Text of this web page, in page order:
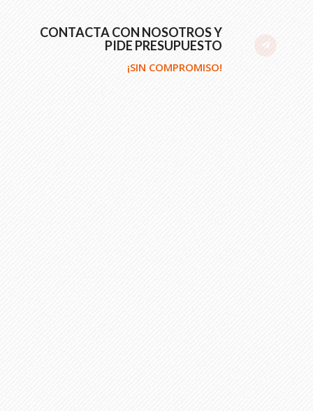
CONTACTA CON NOSOTROS Y
PIDE PRESUPUESTO
¡SIN COMPROMISO!